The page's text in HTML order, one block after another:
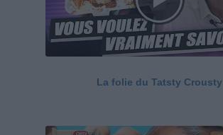
La folie du Tatsty Crousty